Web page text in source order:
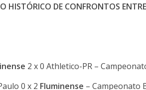
HISTÓRICO DE CONFRONTOS
2 x 0 Athletico-PR –
0 x 2 Fluminense – Campeonato